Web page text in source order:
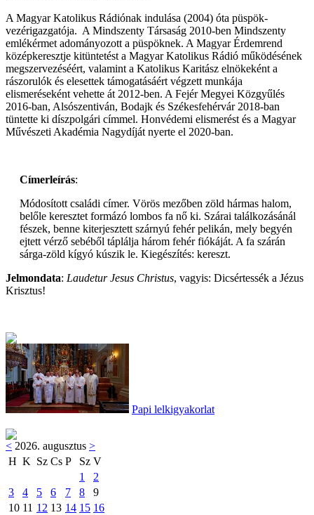
A Magyar Katolikus Rádiónak indulása (2004) óta püspök-
vezérigazgatója. A Mindszenty Társaság 2010-ben Mindszenty
emlékérmet adományozott a püspöknek. A Magyar Érdemrend
középkeresztje kitüntetést a Magyar Katolikus Rádió működésének
megszervezéséért, valamint a Katolikus Karitász elnökeként a
rászorulók és elesettek támogatásáért végzett munkája
elismeréseként vehette át 2012-ben. A Fejér Megyei Közgyűlés
2016-ban, Alsószentiván, Bodajk és Székesfehérvár 2018-ban
tüntette ki díszpolgári címmel. Honvédemi elismerést és a Magyar
Művészeti Akadémia Nagydíját nyerte el 2020-ban.
Címerleírás:
Módosított családi címer. Vörös mezőben zöld hármas halom,
belőle keresztet formázó lombos fa nő ki. Szárai találkozásánál
fészek, benne kiterjesztett szárnyú fehér pelikán, mely begyén
ejtett vérző sebéből táplálja három fehér fiókáját. A fa szárán
sárga-zöld kígyó kúszik le. Kiegészítés: kereszt.
Jelmondata: Laudetur Jesus Christus, vagyis: Dicsértessék a Jézus
Krisztus!
Papi lelkigyakorlat
< 2026. augusztus >
H K Sz Cs P Sz V
1
2
3
4 5 6 7 8
9
10 11 12 13 14 15 16